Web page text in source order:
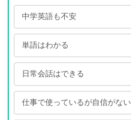
中学英語も不安
単語はわかる
日常会話はできる
仕事で使っているが自信がない